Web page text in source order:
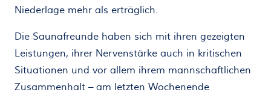
Niederlage mehr als erträglich.
Die Saunafreunde haben sich mit ihren gezeigten
Leistungen, ihrer Nervenstärke auch in kritischen
Situationen und vor allem ihrem mannschaftlichen
Zusammenhalt – am letzten Wochenende